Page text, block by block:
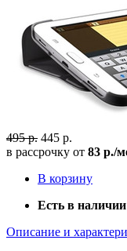
495 р. 445 р.
в рассрочку от 83 р./
В корзину
Есть в наличии
Описание и